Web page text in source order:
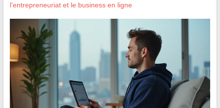
l'entrepreneuriat et le business en ligne